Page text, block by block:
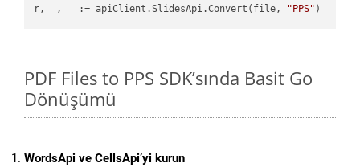
r, _, _ := apiClient.SlidesApi.Convert(file,
"PPS"
PDF Files to PPS SDK’sında Basit Go
Dönüşümü
WordsApi ve CellsApi’yi kurun